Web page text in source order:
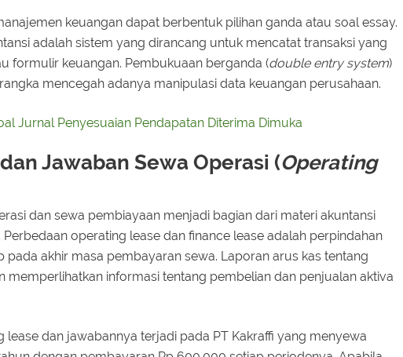
keuangan dapat berbentuk pilihan ganda atau soal essay.
adalah sistem yang dirancang untuk mencatat transaksi yang
formulir keuangan. Pembukuaan berganda (double entry system)
mencegah adanya manipulasi data keuangan perusahaan.
Jurnal Penyesuaian Pendapatan Diterima Dimuka
Jawaban Sewa Operasi (Operating
dan sewa pembiayaan menjadi bagian dari materi akuntansi
operating lease dan finance lease adalah perpindahan
pada akhir masa pembayaran sewa. Laporan arus kas tentang
memperlihatkan informasi tentang pembelian dan penjualan aktiva
lease dan jawabannya terjadi pada PT Kakraffi yang menyewa